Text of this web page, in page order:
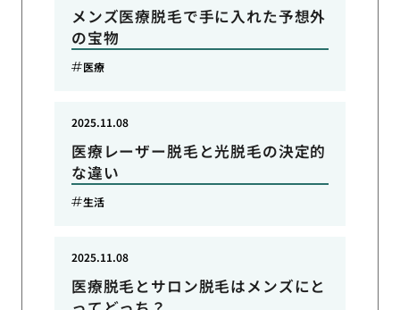
メンズ医療脱毛で手に入れた予想外
の宝物
医療
医療レーザー脱毛と光脱毛の決定的
な違い
2025.11.08
生活
医療脱毛とサロン脱毛はメンズにと
2025.11.08